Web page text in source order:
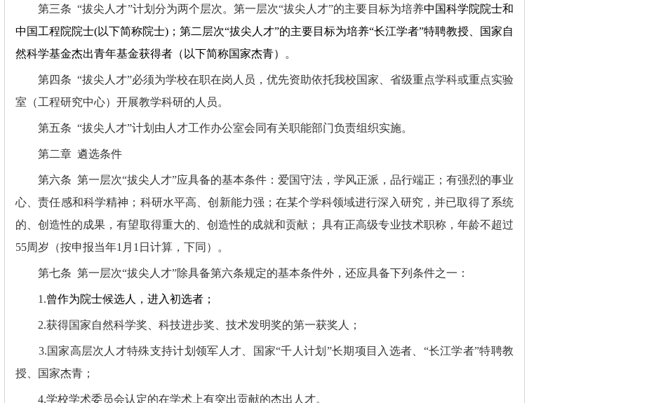
第三条 “拔尖人才”计划分为两个层次。第一层次“拔尖人才”的主要目标为培养中国科学院院士和
中国工程院院士(以下简称院士) ；第二层次“拔尖人才”的主要目标为培养“长江学者”特聘教授、国家自
然科学基金杰出青年基金获得者（以下简称国家杰青）
。
第四条 “拔尖人才”必须为学校在职在岗人员，优先资助依托我校国家、省级重点学科或重点实验
室（工程研究中心）开展教学科研的人员。
第五条 “拔尖人才”计划由人才工作办公室会同有关职能部门负责组织实施。
第二章 遴选条件
第六条 第一层次“拔尖人才”应具备的基本条件：爱国守法，学风正派，品行端正；有强烈的事业
心、责任感和科学精神；科研水平高、创新能力强；在某个学科领域进行深入研究，并已取得了系统
的、创造性的成果，有望取得重大的、 创造性的成就和贡献；
具有正高级专业技术职称，年龄不超过
55周岁（按申报当年1 月 1 日计算，下同）。
第七条 第一层次“拔尖人才”除具备第六条规定的基本条件外，还应具备下列条件之一：
1.曾作为院士候选人，进入初选者；
2.获得国家自然科学奖、科技进步奖、技术发明奖的第一获奖人；
3.国家高层次人才特殊支持计划领军人才、国家“千人计划”长期项目入选者、“长江学者”特聘教
授、国家杰青；
4.学校学术委员会认定的在学术上有突出贡献的杰出人才。